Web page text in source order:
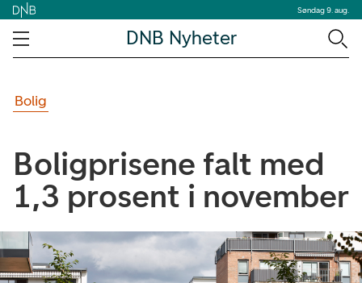
Søndag 9. aug.
DNB Nyheter
Bolig
Boligprisene falt med
1,3 prosent i november